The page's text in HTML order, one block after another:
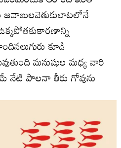
జవాబులవెతుకులాటలోనే
కూడి
మనుషుల మధ్య వారి
నేటి పాలనా తీరు గోవును